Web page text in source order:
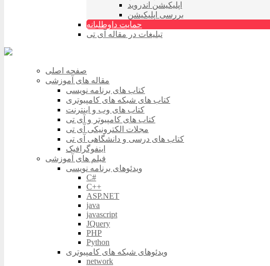
اپلیکیشن اندروید
بررسی اپلیکیشن
حمایت داوطلبانه
تبلیغات در مقاله آی تی
صفحه اصلی
مقاله های آموزشی
کتاب های برنامه نویسی
کتاب های شبکه های کامپیوتری
کتاب های وب و اینترنت
کتاب های کامپیوتر و آی تی
مجلات الکترونیکی آی تی
کتاب های درسی و دانشگاهی آی تی
اینفوگرافیک
فیلم های آموزشی
ویدئوهای برنامه نویسی
C#
C++
ASP.NET
java
javascript
JQuery
PHP
Python
ویدئوهای شبکه های کامپیوتری
network